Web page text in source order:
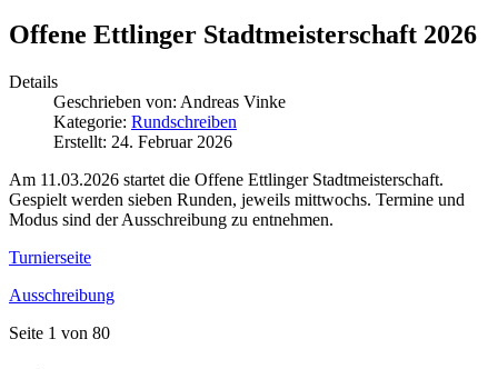
Offene Ettlinger Stadtmeisterschaft 2026
Details
Geschrieben von: Andreas Vinke
Kategorie: Rundschreiben
Erstellt: 24. Februar 2026
Am 11.03.2026 startet die Offene Ettlinger Stadtmeisterschaft.
Gespielt werden sieben Runden, jeweils mittwochs. Termine und
Modus sind der Ausschreibung zu entnehmen.
Turnierseite
Ausschreibung
Seite 1 von 80